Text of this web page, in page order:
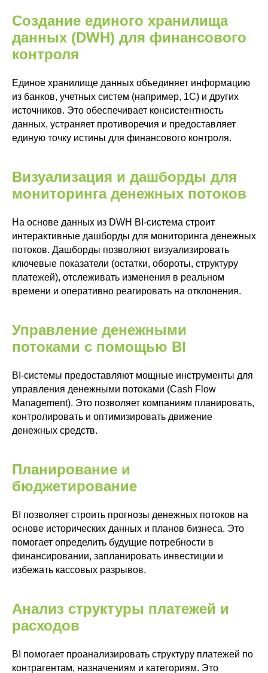
Создание единого хранилища
данных (DWH) для финансового
контроля
Единое хранилище данных объединяет информацию
из банков, учетных систем (например, 1С) и других
источников. Это обеспечивает консистентность
данных, устраняет противоречия и предоставляет
единую точку истины для финансового контроля.
Визуализация и дашборды для
мониторинга денежных потоков
На основе данных из DWH BI-система строит
интерактивные дашборды для мониторинга денежных
потоков. Дашборды позволяют визуализировать
ключевые показатели (остатки, обороты, структуру
платежей), отслеживать изменения в реальном
времени и оперативно реагировать на отклонения.
Управление денежными
потоками с помощью BI
BI-системы предоставляют мощные инструменты для
управления денежными потоками (Cash Flow
Management). Это позволяет компаниям планировать,
контролировать и оптимизировать движение
денежных средств.
Планирование и
бюджетирование
BI позволяет строить прогнозы денежных потоков на
основе исторических данных и планов бизнеса. Это
помогает определить будущие потребности в
финансировании, запланировать инвестиции и
избежать кассовых разрывов.
Анализ структуры платежей и
расходов
BI помогает проанализировать структуру платежей по
контрагентам, назначениям и категориям. Это